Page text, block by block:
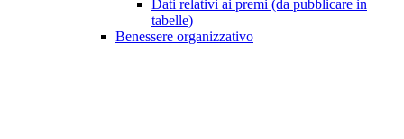
Dati relativi ai premi (da pubblicare in
tabelle)
Benessere organizzativo